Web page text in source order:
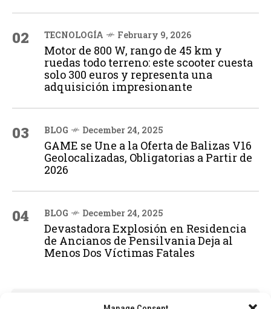
02 TECNOLOGÍA February 9, 2026
Motor de 800 W, rango de 45 km y
ruedas todo terreno: este scooter cuesta
solo 300 euros y representa una
adquisición impresionante
03 BLOG December 24, 2025
GAME se Une a la Oferta de Balizas V16
Geolocalizadas, Obligatorias a Partir de
2026
04 BLOG December 24, 2025
Devastadora Explosión en Residencia
de Ancianos de Pensilvania Deja al
Menos Dos Víctimas Fatales